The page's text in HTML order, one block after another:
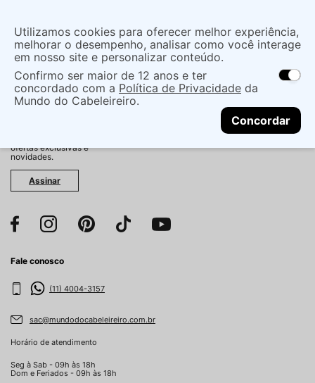
localização
As ofertas e opções de entrega variam de
acordo com a região.Não sei meu CEP
CONTINUAR
O que você procura?
ofertas exclusivas e
novidades.
Assinar
Fale conosco
(11) 4004-3157
sac@mundodocabeleireiro.com.br
Horário de atendimento
Seg à Sab - 09h às 18h
Dom e Feriados - 09h às 18h
Utilizamos cookies para oferecer melhor experiência,
melhorar o desempenho, analisar como você interage
em nosso site e personalizar conteúdo.
Confirmo ser maior de 12 anos e ter
concordado com a Política de Privacidade da
Mundo do Cabeleireiro.
Concordar